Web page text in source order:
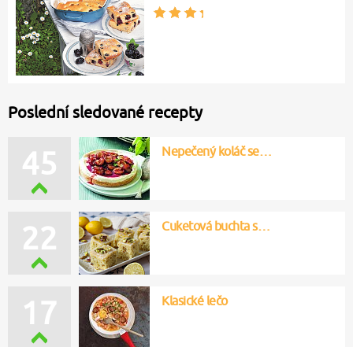
Poslední sledované recepty
45 Nepečený koláč se…
22 Cuketová buchta s…
17 Klasické lečo